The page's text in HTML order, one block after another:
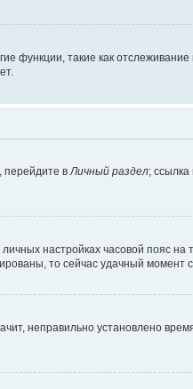
функции, такие как
перейдите вЛичный раздел;
настройках часовой пояс на
то сейчас удачный момент
неправильно установлено